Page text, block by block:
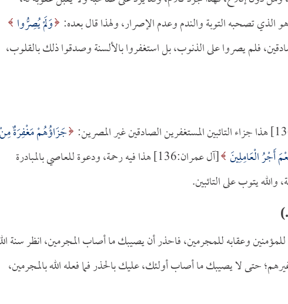
الذي تصحبه التوبة والندم وعدم الإصرار، ولهذا قال بعده: وَلَمْ يُصِرُّوا
صادقين، فلم يصروا على الذنوب، بل استغفروا بالألسنة وصدقوا ذلك بالقلوب،
جَزَاؤُهُمْ مَغْفِرَةٌ
أَجْرُ الْعَامِلِينَ
[آل عمران:136] هذا فيه رحمة، ودعوة للعاصي بالمبادرة
والله يتوب على التائبين.
وعقابه للمجرمين، فاحذر أن يصيبك ما أصاب المجرمين، انظر سنة
حتى لا يصيبك ما أصاب أولئك، عليك بالحذر فما فعله الله بالمجرمين،